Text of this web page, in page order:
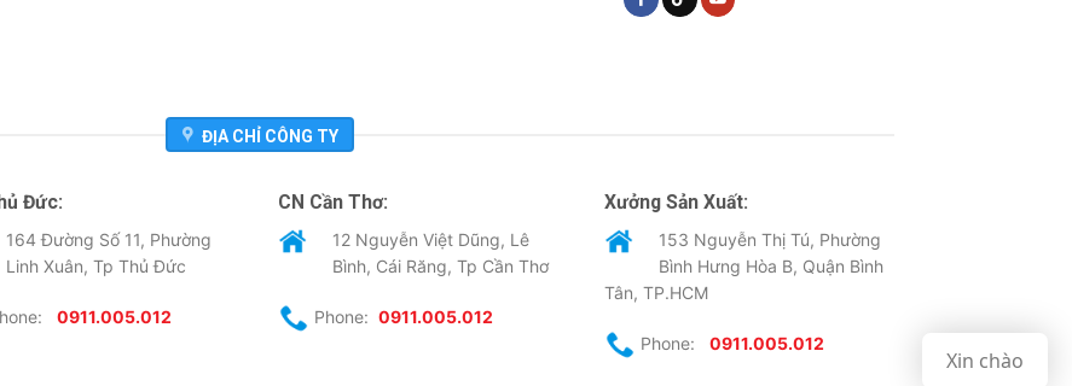
ĐỊA CHỈ CÔNG TY
Đức:
164 Đường Số 11, Phường
Linh Xuân, Tp Thủ Đức
0911.005.012
CN Cần Thơ:
12 Nguyễn Việt Dũng, Lê
Bình, Cái Răng, Tp Cần Thơ
Phone: 0911.005.012
Xưởng Sản Xuất:
153 Nguyễn Thị Tú, Phường
Bình Hưng Hòa B, Quận Bình
Tân, TP.HCM
Phone: 0911.005.012
Xin chào